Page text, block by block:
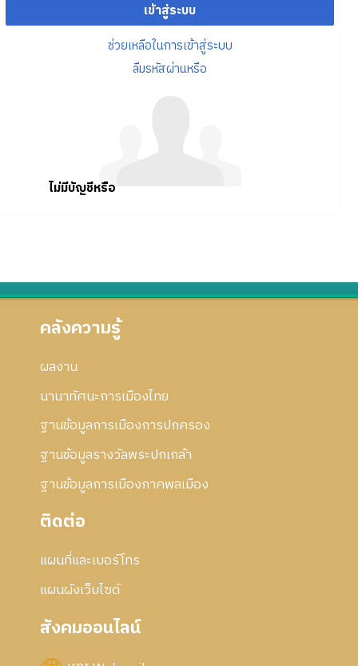
เข้าสู่ระบบ
ช่วยเหลือในการเข้าสู่ระบบ
ลืมรหัสผ่านหรือ
ไม่มีบัญชีหรือ
คลังความรู้
ผลงาน
นานาทัศนะการเมืองไทย
ฐานข้อมูลการเมืองการปกครอง
ฐานข้อมูลรางวัลพระปกเกล้า
ฐานข้อมูลการเมืองภาคพลเมือง
ติดต่อ
แผนที่และเบอร์โทร
แผนผังเว็บไซด์
สังคมออนไลน์